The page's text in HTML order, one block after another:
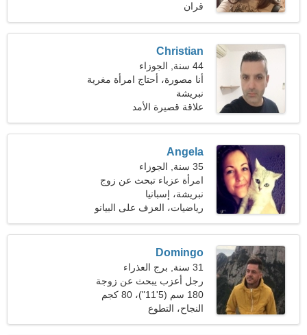
قران
Christian
44 سنة, الجوزاء
أنا مصورة، أحتاج امرأة مغرية
نبريشة
علاقة قصيرة الأمد
Angela
35 سنة, الجوزاء
امرأة عزباء تبحث عن زوج
نبريشة، إسبانيا
رياضيات، العزف على البيانو
Domingo
31 سنة, برج العذراء
رجل أعزب يبحث عن زوجة
180 سم (5'11")، 80 كجم
(176 رطلا)
النجاح، التطوع